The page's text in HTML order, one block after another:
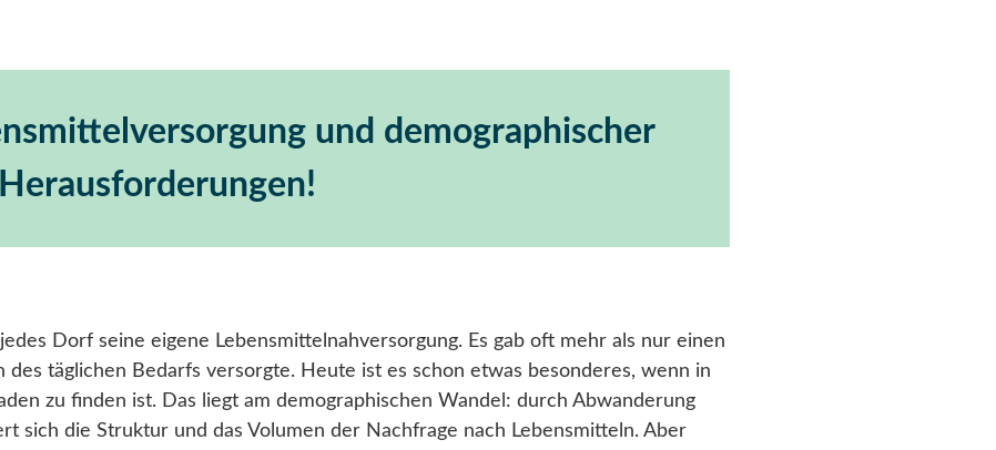
und demographischer
Dorf seine eigene Lebensmittelnahversorgung. Es gab oft mehr als nur einen
des täglichen Bedarfs versorgte. Heute ist es schon etwas besonderes, wenn in
zu finden ist. Das liegt am demographischen Wandel: durch Abwanderung
sich die Struktur und das Volumen der Nachfrage nach Lebensmitteln. Aber